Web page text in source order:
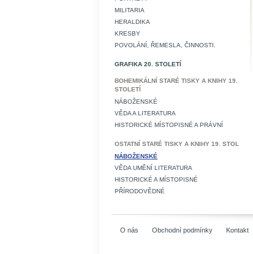
MILITARIA
HERALDIKA
KRESBY
POVOLÁNÍ, ŘEMESLA, ČINNOSTI.
GRAFIKA 20. STOLETÍ
BOHEMIKÁLNÍ STARÉ TISKY A KNIHY 19.
STOLETÍ
NÁBOŽENSKÉ
VĚDA A LITERATURA
HISTORICKÉ MÍSTOPISNÉ A PRÁVNÍ
OSTATNÍ STARÉ TISKY A KNIHY 19. STOL
NÁBOŽENSKÉ
VĚDA UMĚNÍ LITERATURA
HISTORICKÉ A MÍSTOPISNÉ
PŘÍRODOVĚDNÉ
O nás Obchodní podmínky Kontakt